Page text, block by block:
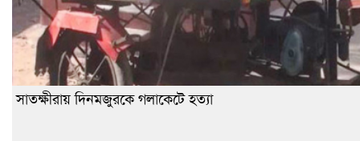
সাতক্ষীরায় দিনমজুরকে গলাকেটে হত্যা